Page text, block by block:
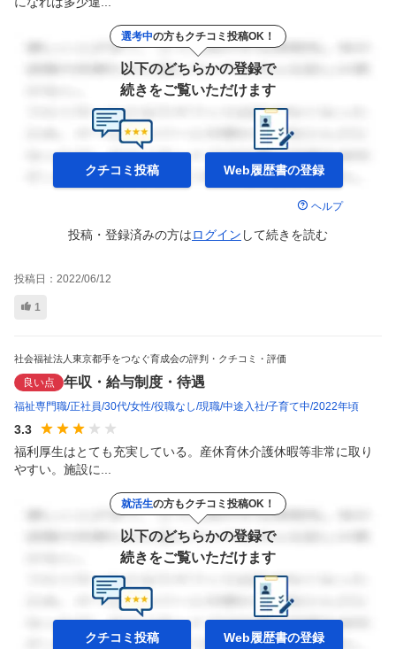
選考中の方もクチコミ投稿OK！
以下のどちらかの登録で
続きをご覧いただけます
クチコミ投稿 Web履歴書の登録
ヘルプ
投稿・登録済みの方はログイン して続きを読む
投稿日： 2022/06/12
1
社会福祉法人東京都手をつなぐ育成会の評判・クチコミ・評価
良い点 年収・給与制度・待遇
福祉専門職 正社員 30代 女性 役職なし 現職 中途入社 子育て中 2022年頃
3.3
福利厚生はとても充実している。産休育休介護休暇等非常に取り
やすい。施設に...
就活生の方もクチコミ投稿OK！
以下のどちらかの登録で
続きをご覧いただけます
クチコミ投稿 Web履歴書の登録